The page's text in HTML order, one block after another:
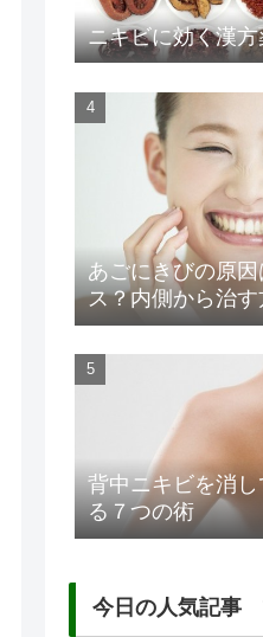
ニキビに効く漢
あごにきびの原
ス？内側から治す
背中ニキビを消
る７つの術
今日の人気記事